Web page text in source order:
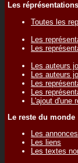
Les réprésentations
Toutes les
Les
Les
Les auteurs
Les auteurs
Les
Les
L'ajout d'une
Le reste du monde
Les annonces
Les liens
Les textes